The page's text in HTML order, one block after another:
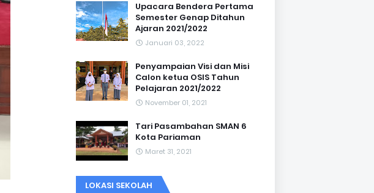
Upacara Bendera Pertama
Semester Genap Ditahun
Ajaran 2021/2022
Januari 03, 2022
Penyampaian Visi dan Misi
Calon ketua OSIS Tahun
Pelajaran 2021/2022
November 01, 2021
Tari Pasambahan SMAN 6
Kota Pariaman
Maret 31, 2021
LOKASI SEKOLAH